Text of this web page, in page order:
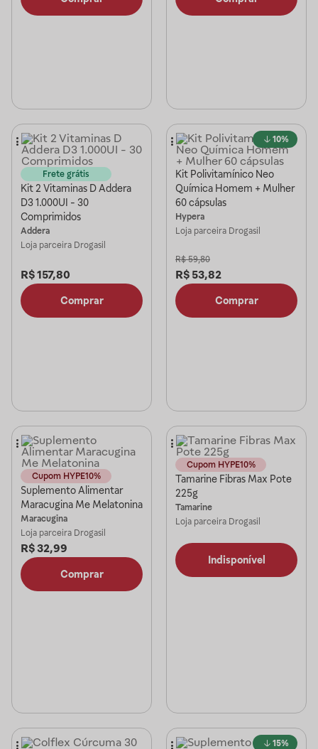
Frete grátis
Kit 2 Vitaminas D Addera
D3 1.000UI - 30
Comprimidos
Addera
Loja parceira Drogasil
R$157,80
Comprar
10%
Kit Polivitamínico Neo
Química Homem + Mulher
60 cápsulas
Hypera
Loja parceira Drogasil
R$ 59,80
R$ 53,82
Comprar
Cupom HYPE10%
Suplemento Alimentar
Maracugina Me Melatonina
Maracugina
Loja parceira Drogasil
R$32,99
Comprar
Cupom HYPE10%
Tamarine Fibras Max Pote
225g
Tamarine
Loja parceira Drogasil
Indisponível
15%